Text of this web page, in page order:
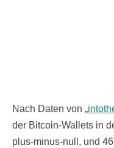
Nach Daten von „
der Bitcoin-Wallets in
plus-minus-null, und